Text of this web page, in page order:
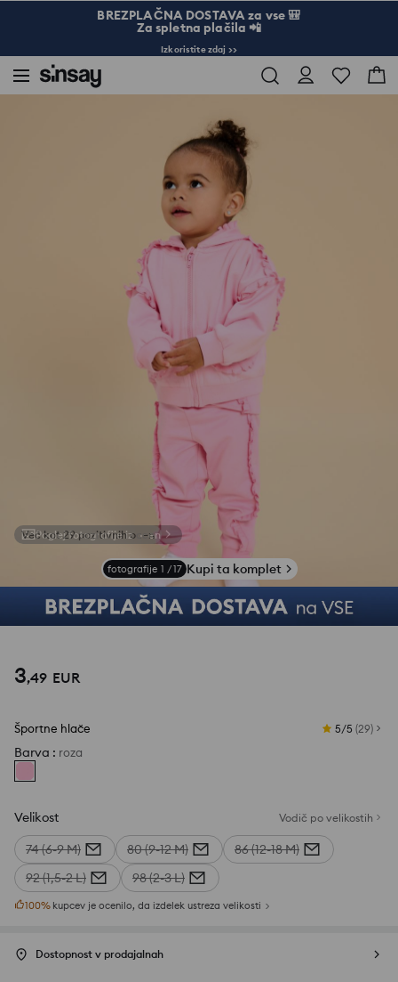
BREZPLAČNA DOSTAVA za vse 🎒
Za spletna plačila 📲
Izkoristite zdaj >>
Poglej fotografije iz ocen
fotografije 1 /17 Kupi ta komplet
3,49 EUR
Športne hlače 5/5 (29)
Barva : roza
Velikost Vodič po velikostih
74 (6-9 M) 80 (9-12 M)
86 (12-18 M)
92 (1,5-2 L)
98 (2-3 L)
100% kupcev je ocenilo, da izdelek ustreza velikosti
Dostopnost v prodajalnah